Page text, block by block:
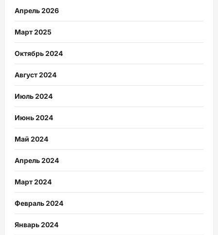
Апрель 2026
Март 2025
Октябрь 2024
Август 2024
Июль 2024
Июнь 2024
Май 2024
Апрель 2024
Март 2024
Февраль 2024
Январь 2024